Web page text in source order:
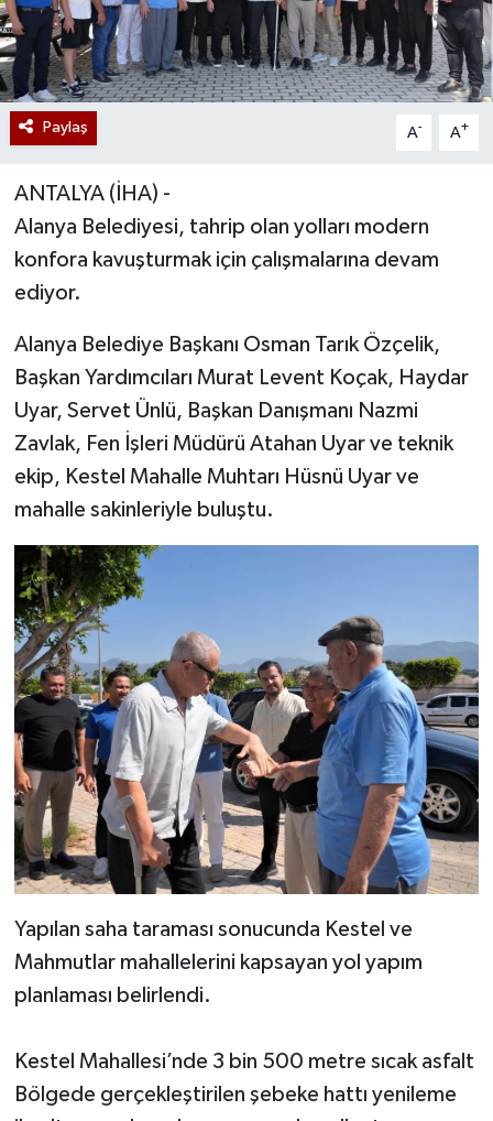
Paylaş A- A+
ANTALYA (İHA) -
Alanya Belediyesi, tahrip olan yolları modern
konfora kavuşturmak için çalışmalarına devam
ediyor.
Alanya Belediye Başkanı Osman Tarık Özçelik,
Başkan Yardımcıları Murat Levent Koçak, Haydar
Uyar, Servet Ünlü, Başkan Danışmanı Nazmi
Zavlak, Fen İşleri Müdürü Atahan Uyar ve teknik
ekip, Kestel Mahalle Muhtarı Hüsnü Uyar ve
mahalle sakinleriyle buluştu.
Yapılan saha taraması sonucunda Kestel ve
Mahmutlar mahallelerini kapsayan yol yapım
planlaması belirlendi.
Kestel Mahallesi’nde 3 bin 500 metre sıcak asfalt
Bölgede gerçekleştirilen şebeke hattı yenileme